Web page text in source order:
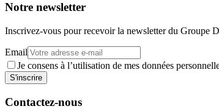
Notre newsletter
Inscrivez-vous pour recevoir la newsletter du Groupe
Email
Je consens à l’utilisation de mes données
Contactez-nous